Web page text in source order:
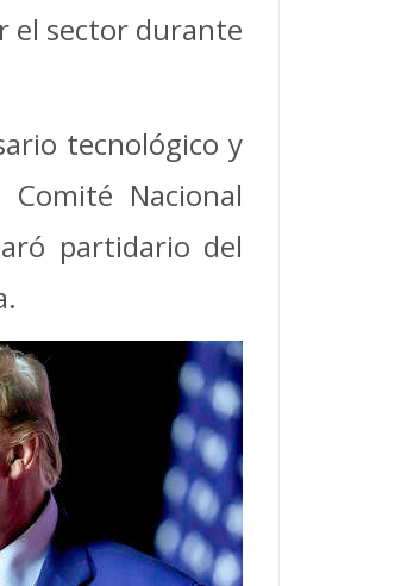
el sector durante
tecnológico y
Nacional
partidario del